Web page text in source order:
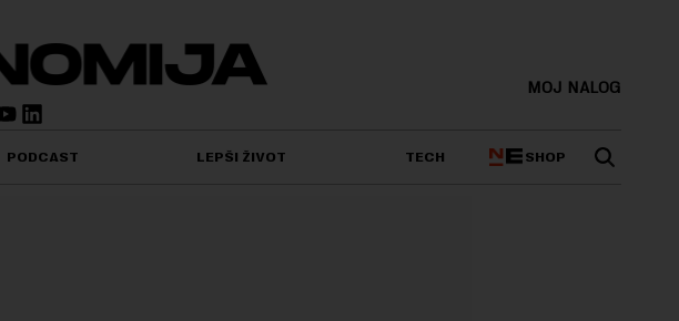
MOJ NALOG
PODCAST LEPŠI ŽIVOT TECH SHOP